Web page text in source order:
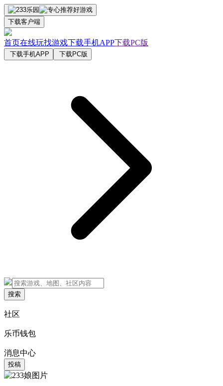
下载客户端
首页在线玩找游戏下载手机APP下载PC版
下载手机APP 下载PC版
搜索
社区
乐币钱包
消息中心
投稿